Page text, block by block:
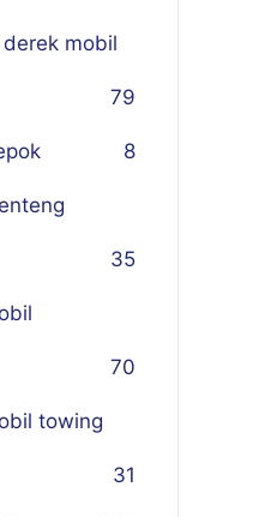
mobil
79
8
35
70
towing
31